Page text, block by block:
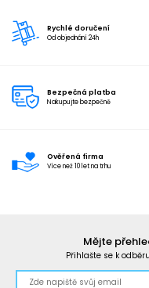
Rychlé doručení
Od objednání 24h
Bezpečná platba
Nakupujte bezpečně
Ověřená firma
Více než 10 let na trhu
Mějte
Přihlašte se k